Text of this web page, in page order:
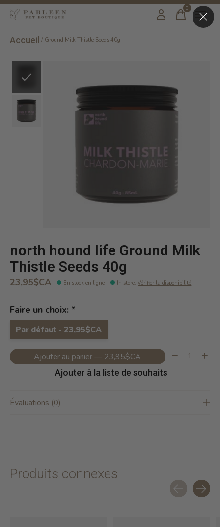
0items
Accueil / Ground Milk Thistle Seeds 40g
north hound life Ground Milk
Thistle Seeds 40g
23,95$CA En stock en ligne In store:Vérifier la disponibilité
Faire un choix: *
Par défaut - 23,95$CA
Ajouter au panier — 23,95$CA Quantité:
Ajouter à la liste de souhaits
Évaluations (0)
Produits connexes